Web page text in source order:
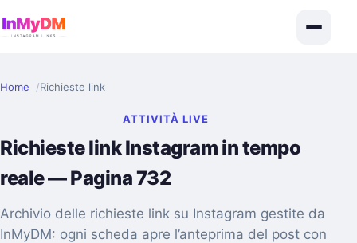
Home Richieste link
ATTIVITÀ LIVE
Richieste link Instagram in tempo
reale — Pagina 732
Archivio delle richieste link su Instagram gestite da
InMyDM: ogni scheda apre l’anteprima del post con